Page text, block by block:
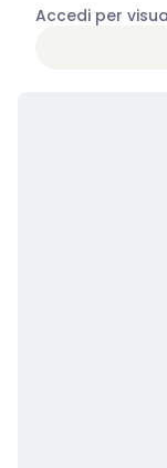
Accedi per